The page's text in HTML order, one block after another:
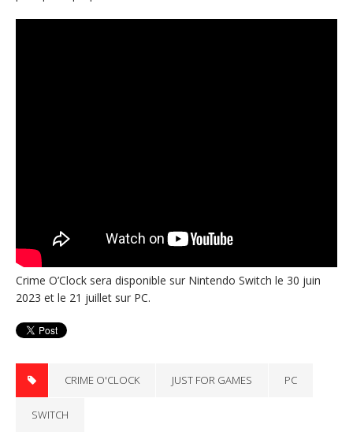
Crime O’Clock sera disponible sur Nintendo Switch le 30 juin
2023 et le 21 juillet sur PC.
CRIME O'CLOCK JUST FOR GAMES PC
SWITCH